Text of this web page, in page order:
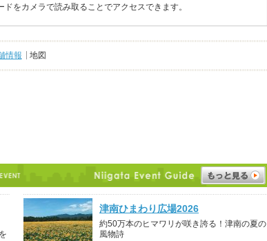
をカメラで読み取ることでアクセスできます。
情報 地図
津南ひまわり広場2026
約50万本のヒマワリが咲き誇る！津南の夏の
風物詩